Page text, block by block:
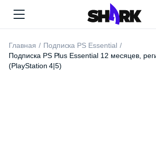
Главная
Подписка PS Essential
Подписка PS Plus Essential 12 месяцев,
(PlayStation 4|5)